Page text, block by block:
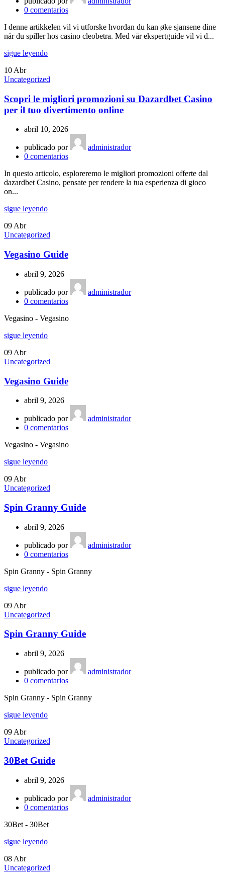
0 comentarios
I denne artikkelen vil vi utforske hvordan du kan øke sjansene dine
når du spiller hos casino cleobetra. Med vår ekspertguide vil vi d...
sigue leyendo
10 Abr
Uncategorized
Scopri le migliori promozioni su Dazardbet Casino
per il tuo divertimento online
abril 10, 2026
publicado por
administrador
0 comentarios
In questo articolo, esploreremo le migliori promozioni offerte dal
dazardbet Casino, pensate per rendere la tua esperienza di gioco
on...
sigue leyendo
09 Abr
Uncategorized
Vegasino Guide
abril 9, 2026
publicado por
administrador
0 comentarios
Vegasino - Vegasino
sigue leyendo
09 Abr
Uncategorized
Vegasino Guide
abril 9, 2026
publicado por
administrador
0 comentarios
Vegasino - Vegasino
sigue leyendo
09 Abr
Uncategorized
Spin Granny Guide
abril 9, 2026
publicado por
administrador
0 comentarios
Spin Granny - Spin Granny
sigue leyendo
09 Abr
Uncategorized
Spin Granny Guide
abril 9, 2026
publicado por
administrador
0 comentarios
Spin Granny - Spin Granny
sigue leyendo
09 Abr
Uncategorized
30Bet Guide
abril 9, 2026
publicado por
administrador
0 comentarios
30Bet - 30Bet
sigue leyendo
08 Abr
Uncategorized